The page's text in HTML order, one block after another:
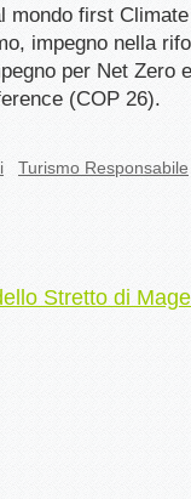
mondo first
impegno nella
per Net Zero
(COP 26).
Turismo Responsabile
Stretto di